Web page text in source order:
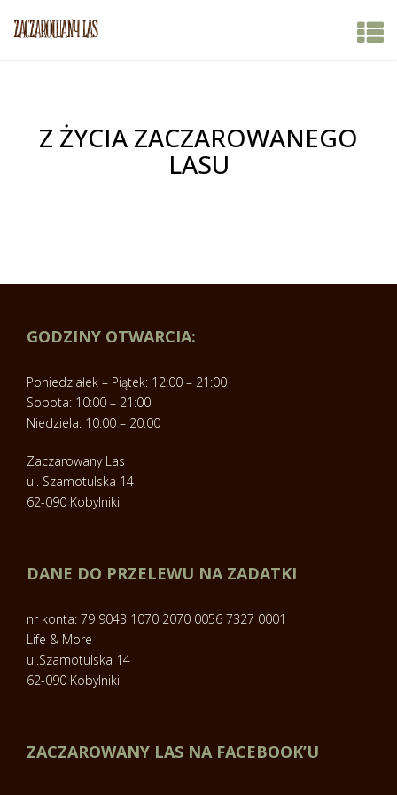
Z ŻYCIA ZACZAROWANEGO
LASU
GODZINY OTWARCIA:
Poniedziałek – Piątek: 12:00 – 21:00
Sobota: 10:00 – 21:00
Niedziela: 10:00 – 20:00
Zaczarowany Las
ul. Szamotulska 14
62-090 Kobylniki
DANE DO PRZELEWU NA ZADATKI
nr konta: 79 9043 1070 2070 0056 7327 0001
Life & More
ul.Szamotulska 14
62-090 Kobylniki
ZACZAROWANY LAS NA FACEBOOK’U